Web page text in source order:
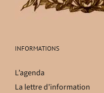
INFORMATIONS
L’agenda
La lettre d’information